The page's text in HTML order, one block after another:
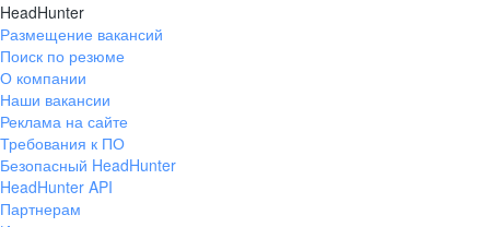
HeadHunter
Размещение вакансий
Поиск по резюме
О компании
Наши вакансии
Реклама на сайте
Требования к ПО
Безопасный HeadHunter
HeadHunter API
Партнерам